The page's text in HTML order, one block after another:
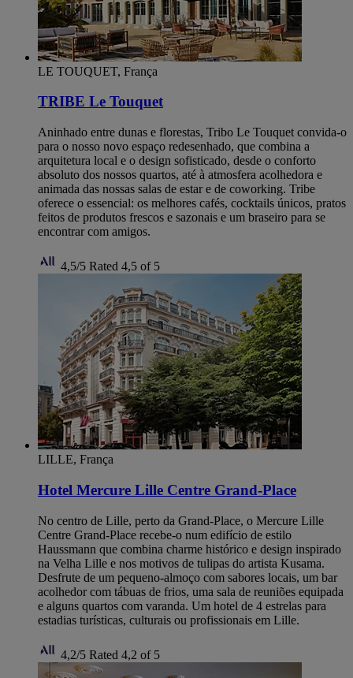
LE TOUQUET, França
TRIBE Le Touquet
Aninhado entre dunas e florestas, Tribo Le Touquet convida-o
para o nosso novo espaço redesenhado, que combina a
arquitetura local e o design sofisticado, desde o conforto
absoluto dos nossos quartos, até à atmosfera acolhedora e
animada das nossas salas de estar e de coworking. Tribe
oferece o essencial: os melhores cafés, cocktails únicos, pratos
feitos de produtos frescos e sazonais e um braseiro para se
encontrar com amigos.
4,5/5 Rated 4,5 of 5
LILLE, França
Hotel Mercure Lille Centre Grand-Place
No centro de Lille, perto da Grand-Place, o Mercure Lille
Centre Grand-Place recebe-o num edifício de estilo
Haussmann que combina charme histórico e design inspirado
na Velha Lille e nos motivos de tulipas do artista Kusama.
Desfrute de um pequeno-almoço com sabores locais, um bar
acolhedor com tábuas de frios, uma sala de reuniões equipada
e alguns quartos com varanda. Um hotel de 4 estrelas para
estadias turísticas, culturais ou profissionais em Lille.
4,2/5 Rated 4,2 of 5